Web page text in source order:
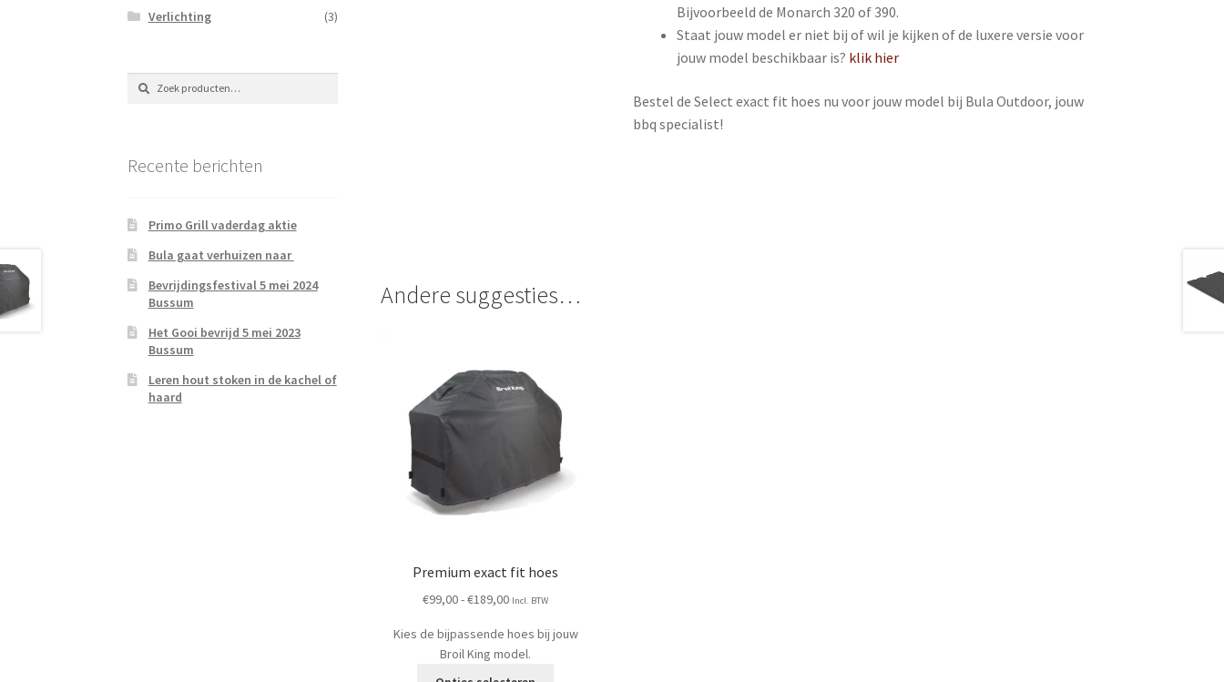
Bijvoorbeeld de Monarch 320 of 390.
Staat jouw model er niet bij of wil je kijken of de luxere versie voor
jouw model beschikbaar is? klik hier
Bestel de Select exact fit hoes nu voor jouw model bij Bula Outdoor, jouw
bbq specialist!
Andere suggesties…
Premium exact fit hoes
€99,00-€189,00Prijsklasse:
tot
€189,00
Incl. BTW
Kies de bijpassende hoes bij jouw
Broil King model.
Verlichting
(3)
Zoeken
naar:
Zoeken
Recente berichten
Primo Grill vaderdag aktie
Bula gaat verhuizen naar
Bevrijdingsfestival 5 mei 2024
Bussum
Het Gooi bevrijd 5 mei 2023
Bussum
Leren hout stoken in de kachel of
haard